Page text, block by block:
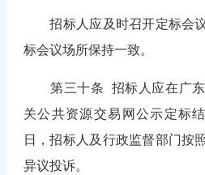
招标人应及时召开定标会议
标会议场所保持一致。
第三十条 招标人应在广
关公共资源交易网公示定标
日，招标人及行政监督部门按
异议投诉。